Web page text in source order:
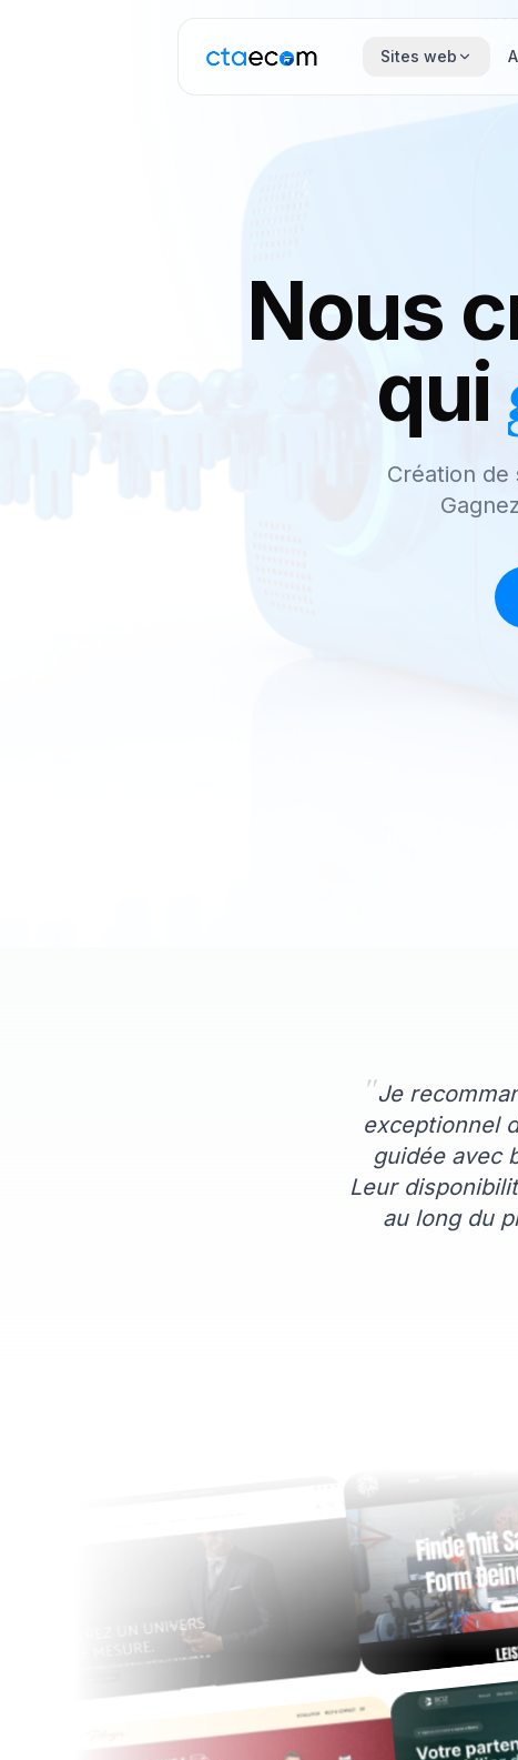
Sites web
Nous
qui
Création
"Je
exceptionnel
guidée avec
Leur
au long du